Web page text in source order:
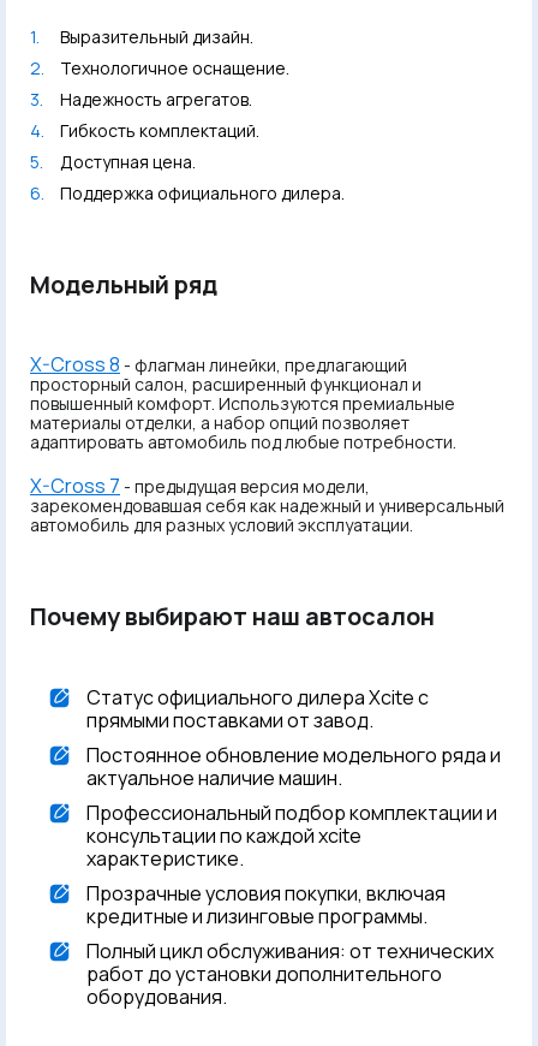
Выразительный дизайн.
Технологичное оснащение.
Надежность агрегатов.
Гибкость комплектаций.
Доступная цена.
Поддержка официального дилера.
Модельный ряд
X-Cross 8 - флагман линейки, предлагающий
просторный салон, расширенный функционал и
повышенный комфорт. Используются премиальные
материалы отделки, а набор опций позволяет
адаптировать автомобиль под любые потребности.
X-Cross 7 - предыдущая версия модели,
зарекомендовавшая себя как надежный и универсальный
автомобиль для разных условий эксплуатации.
Почему выбирают наш автосалон
Статус официального дилера Xcite с
прямыми поставками от завод.
Постоянное обновление модельного ряда и
актуальное наличие машин.
Профессиональный подбор комплектации и
консультации по каждой xcite
характеристике.
Прозрачные условия покупки, включая
кредитные и лизинговые программы.
Полный цикл обслуживания: от технических
работ до установки дополнительного
оборудования.